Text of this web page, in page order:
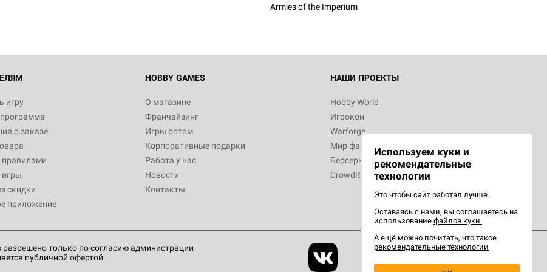
Armies of the Imperium
игру
о заказе
скидки
приложение
HOBBY GAMES
О магазине
Франчайзинг
Игры оптом
Корпоративные подарки
Работа у нас
Новости
Контакты
НАШИ ПРОЕКТЫ
Hobby World
Игрокон
Warforge
Мир фантастики
Берсерк
CrowdRepublic
только по согласию администрации
публичной офертой
Используем куки и
рекомендательные
технологии
Это чтобы сайт работал лучше.
Оставаясь с нами, вы соглашаетесь на
использование файлов куки.
А ещё можно почитать, что такое
рекомендательные технологии
Белая смерть
12 990
Настольная игра Hobby World Берсерк.
3 490